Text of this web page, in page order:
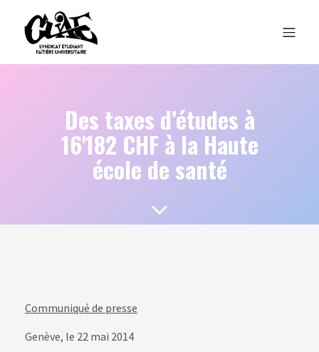
Des taxes d’études à
16'182 CHF à la Haute
école de santé
Communiqué de presse
Genève, le 22 mai 2014